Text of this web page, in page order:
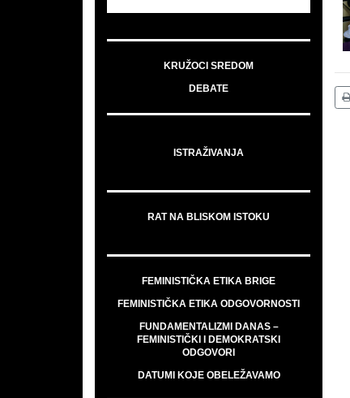
KRUŽOCI SREDOM
DEBATE
ISTRAŽIVANJA
RAT NA BLISKOM ISTOKU
FEMINISTIČKA ETIKA BRIGE
FEMINISTIČKA ETIKA ODGOVORNOSTI
FUNDAMENTALIZMI DANAS –
FEMINISTIČKI I DEMOKRATSKI
ODGOVORI
DATUMI KOJE OBELEŽAVAMO